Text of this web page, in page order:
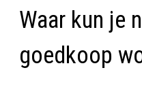
Waar kun je
goedkoop